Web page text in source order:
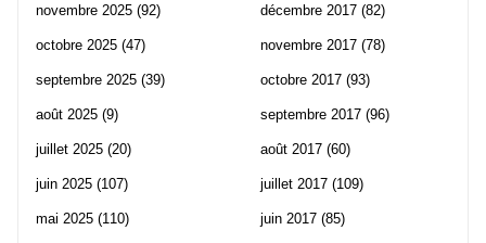
novembre 2025 (92)
octobre 2025 (47)
septembre 2025 (39)
août 2025 (9)
juillet 2025 (20)
juin 2025 (107)
mai 2025 (110)
décembre 2017 (82)
novembre 2017 (78)
octobre 2017 (93)
septembre 2017 (96)
août 2017 (60)
juillet 2017 (109)
juin 2017 (85)